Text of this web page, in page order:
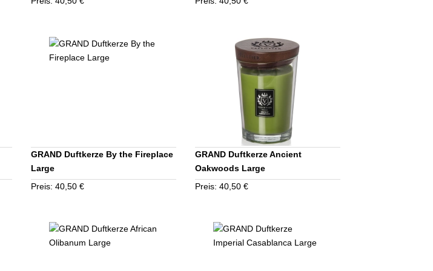
GRAND Duftkerze By the Fireplace
Large
Preis: 40,50 €
GRAND Duftkerze Ancient
Oakwoods Large
Preis: 40,50 €